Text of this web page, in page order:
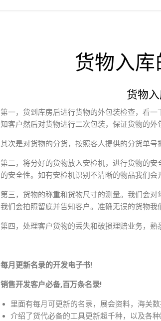
货物入
货物
第一，货到库房后进行货物的外包装检查，看
知客户然后对货物进行二次包装，保证货物的外
其次是对货物的分货，按照客人提供的分货单号
第二，将分好的货物放入安检机，进行货物的
的安全性。如有安检机识别不清晰的物品我们会
第三，货物的称重和货物尺寸的测量。我们会
我们会拍照留底并告知客户。准确无误的货物我
第四，处理客户货物的丢失和破损理赔业务，熟
每月更新名录的开发电子书!
销售开发客户必备,百万条名录!
里面有每月可更新的名录，展会资料，海关
介绍了货代必备的工具更新超千种，以及各种